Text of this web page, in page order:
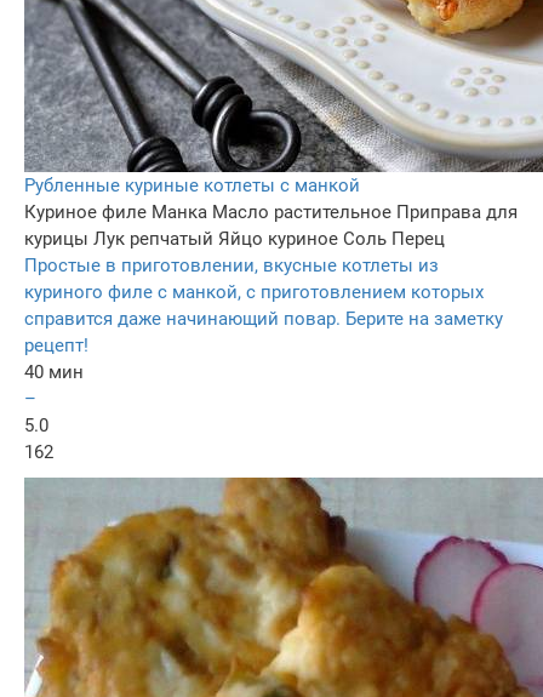
Рубленные куриные котлеты с манкой
Куриное филе Манка Масло растительное Приправа для
курицы Лук репчатый Яйцо куриное Соль Перец
Простые в приготовлении, вкусные котлеты из
куриного филе с манкой, с приготовлением которых
справится даже начинающий повар. Берите на заметку
рецепт!
40 мин
–
5.0
162